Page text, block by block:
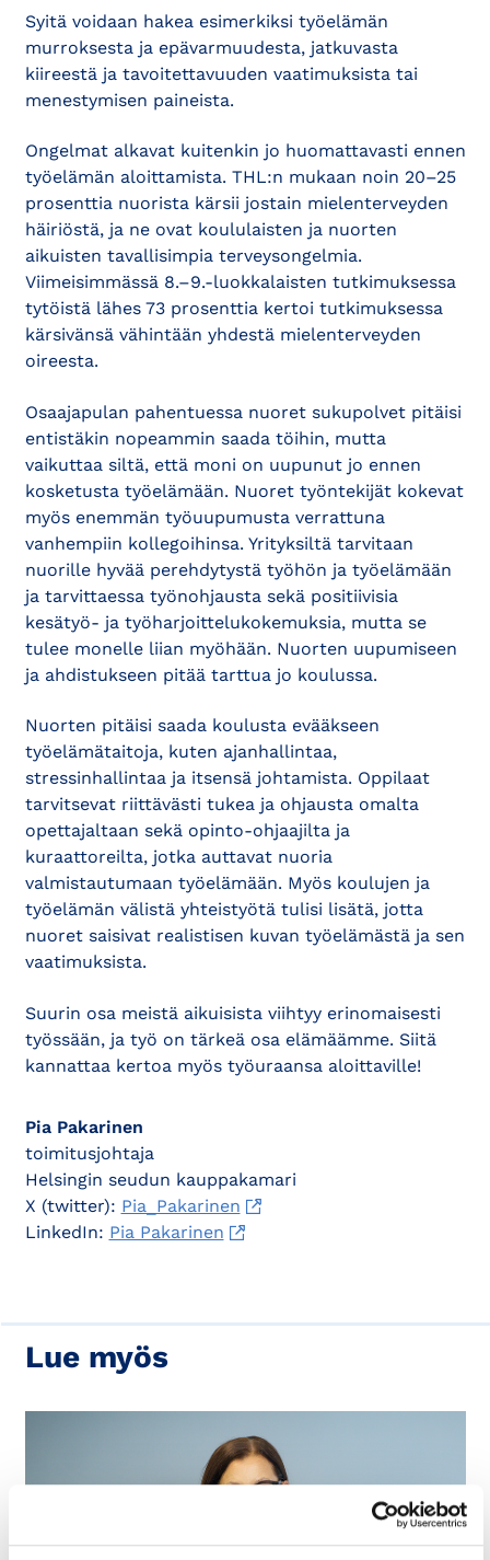
Syitä voidaan hakea esimerkiksi työelämän
murroksesta ja epävarmuudesta, jatkuvasta
kiireestä ja tavoitettavuuden vaatimuksista tai
menestymisen paineista.
Ongelmat alkavat kuitenkin jo huomattavasti ennen
työelämän aloittamista. THL:n mukaan noin 20–25
prosenttia nuorista kärsii jostain mielenterveyden
häiriöstä, ja ne ovat koululaisten ja nuorten
aikuisten tavallisimpia terveysongelmia.
Viimeisimmässä 8.–9.-luokkalaisten tutkimuksessa
tytöistä lähes 73 prosenttia kertoi tutkimuksessa
kärsivänsä vähintään yhdestä mielenterveyden
oireesta.
Osaajapulan pahentuessa nuoret sukupolvet pitäisi
entistäkin nopeammin saada töihin, mutta
vaikuttaa siltä, että moni on uupunut jo ennen
kosketusta työelämään. Nuoret työntekijät kokevat
myös enemmän työuupumusta verrattuna
vanhempiin kollegoihinsa. Yrityksiltä tarvitaan
nuorille hyvää perehdytystä työhön ja työelämään
ja tarvittaessa työnohjausta sekä positiivisia
kesätyö- ja työharjoittelukokemuksia, mutta se
tulee monelle liian myöhään. Nuorten uupumiseen
ja ahdistukseen pitää tarttua jo koulussa.
Nuorten pitäisi saada koulusta evääkseen
työelämätaitoja, kuten ajanhallintaa,
stressinhallintaa ja itsensä johtamista. Oppilaat
tarvitsevat riittävästi tukea ja ohjausta omalta
opettajaltaan sekä opinto-ohjaajilta ja
kuraattoreilta, jotka auttavat nuoria
valmistautumaan työelämään. Myös koulujen ja
työelämän välistä yhteistyötä tulisi lisätä, jotta
nuoret saisivat realistisen kuvan työelämästä ja sen
vaatimuksista.
Suurin osa meistä aikuisista viihtyy erinomaisesti
työssään, ja työ on tärkeä osa elämäämme. Siitä
kannattaa kertoa myös työuraansa aloittaville!
Pia Pakarinen
toimitusjohtaja
Helsingin seudun kauppakamari
X (twitter): Pia_Pakarinen
LinkedIn: Pia Pakarinen
Lue myös